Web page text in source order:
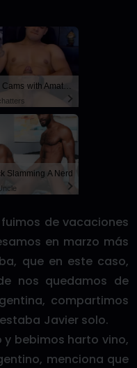
Live Cams with Amateur Men
Slamming A Nerd
de vacaciones
en marzo más
que en este caso,
nos quedamos de
compartimos
Javier solo.
y bebimos harto vino,
menciona que